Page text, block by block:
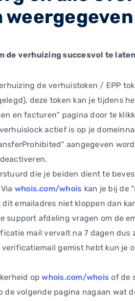
de verhuizing succesvol te
de verhuistoken / EPP
deze token kan je tijdens
en facturen" pagina door te
actief is op je
aangegeven
die je beiden dient te
whois.com/whois kan je bij de
emailadres niet kloppen dan
support afdeling vragen om de
mail vervalt na 7 dagen dus
gemist hebt kun je
opwhois.com/whois of de
de volgende pagina nagaan wat